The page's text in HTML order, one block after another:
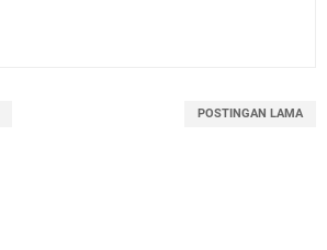
POSTINGAN LAMA